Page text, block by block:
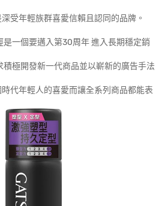
樣。
深受年輕族群喜愛信賴且認同的品牌。
是一個要邁入第30周年 進入長期穩定銷
知名品牌了。
極開發新一代商品並以嶄新的廣告手法
代年輕人的喜愛而讓全系列商品都能表